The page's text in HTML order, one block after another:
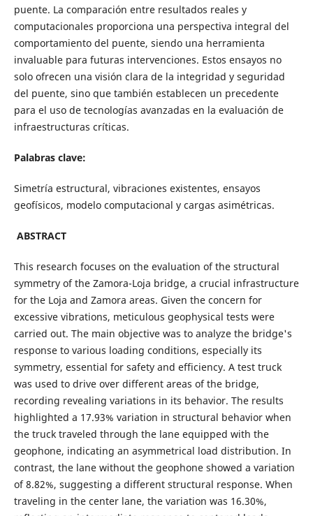
puente. La comparación entre resultados reales y
computacionales proporciona una perspectiva integral del
comportamiento del puente, siendo una herramienta
invaluable para futuras intervenciones. Estos ensayos no
solo ofrecen una visión clara de la integridad y seguridad
del puente, sino que también establecen un precedente
para el uso de tecnologías avanzadas en la evaluación de
infraestructuras críticas.
Palabras clave:
Simetría estructural, vibraciones existentes, ensayos
geofísicos, modelo computacional y cargas asimétricas.
ABSTRACT
This research focuses on the evaluation of the structural
symmetry of the Zamora-Loja bridge, a crucial infrastructure
for the Loja and Zamora areas. Given the concern for
excessive vibrations, meticulous geophysical tests were
carried out. The main objective was to analyze the bridge's
response to various loading conditions, especially its
symmetry, essential for safety and efficiency. A test truck
was used to drive over different areas of the bridge,
recording revealing variations in its behavior. The results
highlighted a 17.93% variation in structural behavior when
the truck traveled through the lane equipped with the
geophone, indicating an asymmetrical load distribution. In
contrast, the lane without the geophone showed a variation
of 8.82%, suggesting a different structural response. When
traveling in the center lane, the variation was 16.30%,